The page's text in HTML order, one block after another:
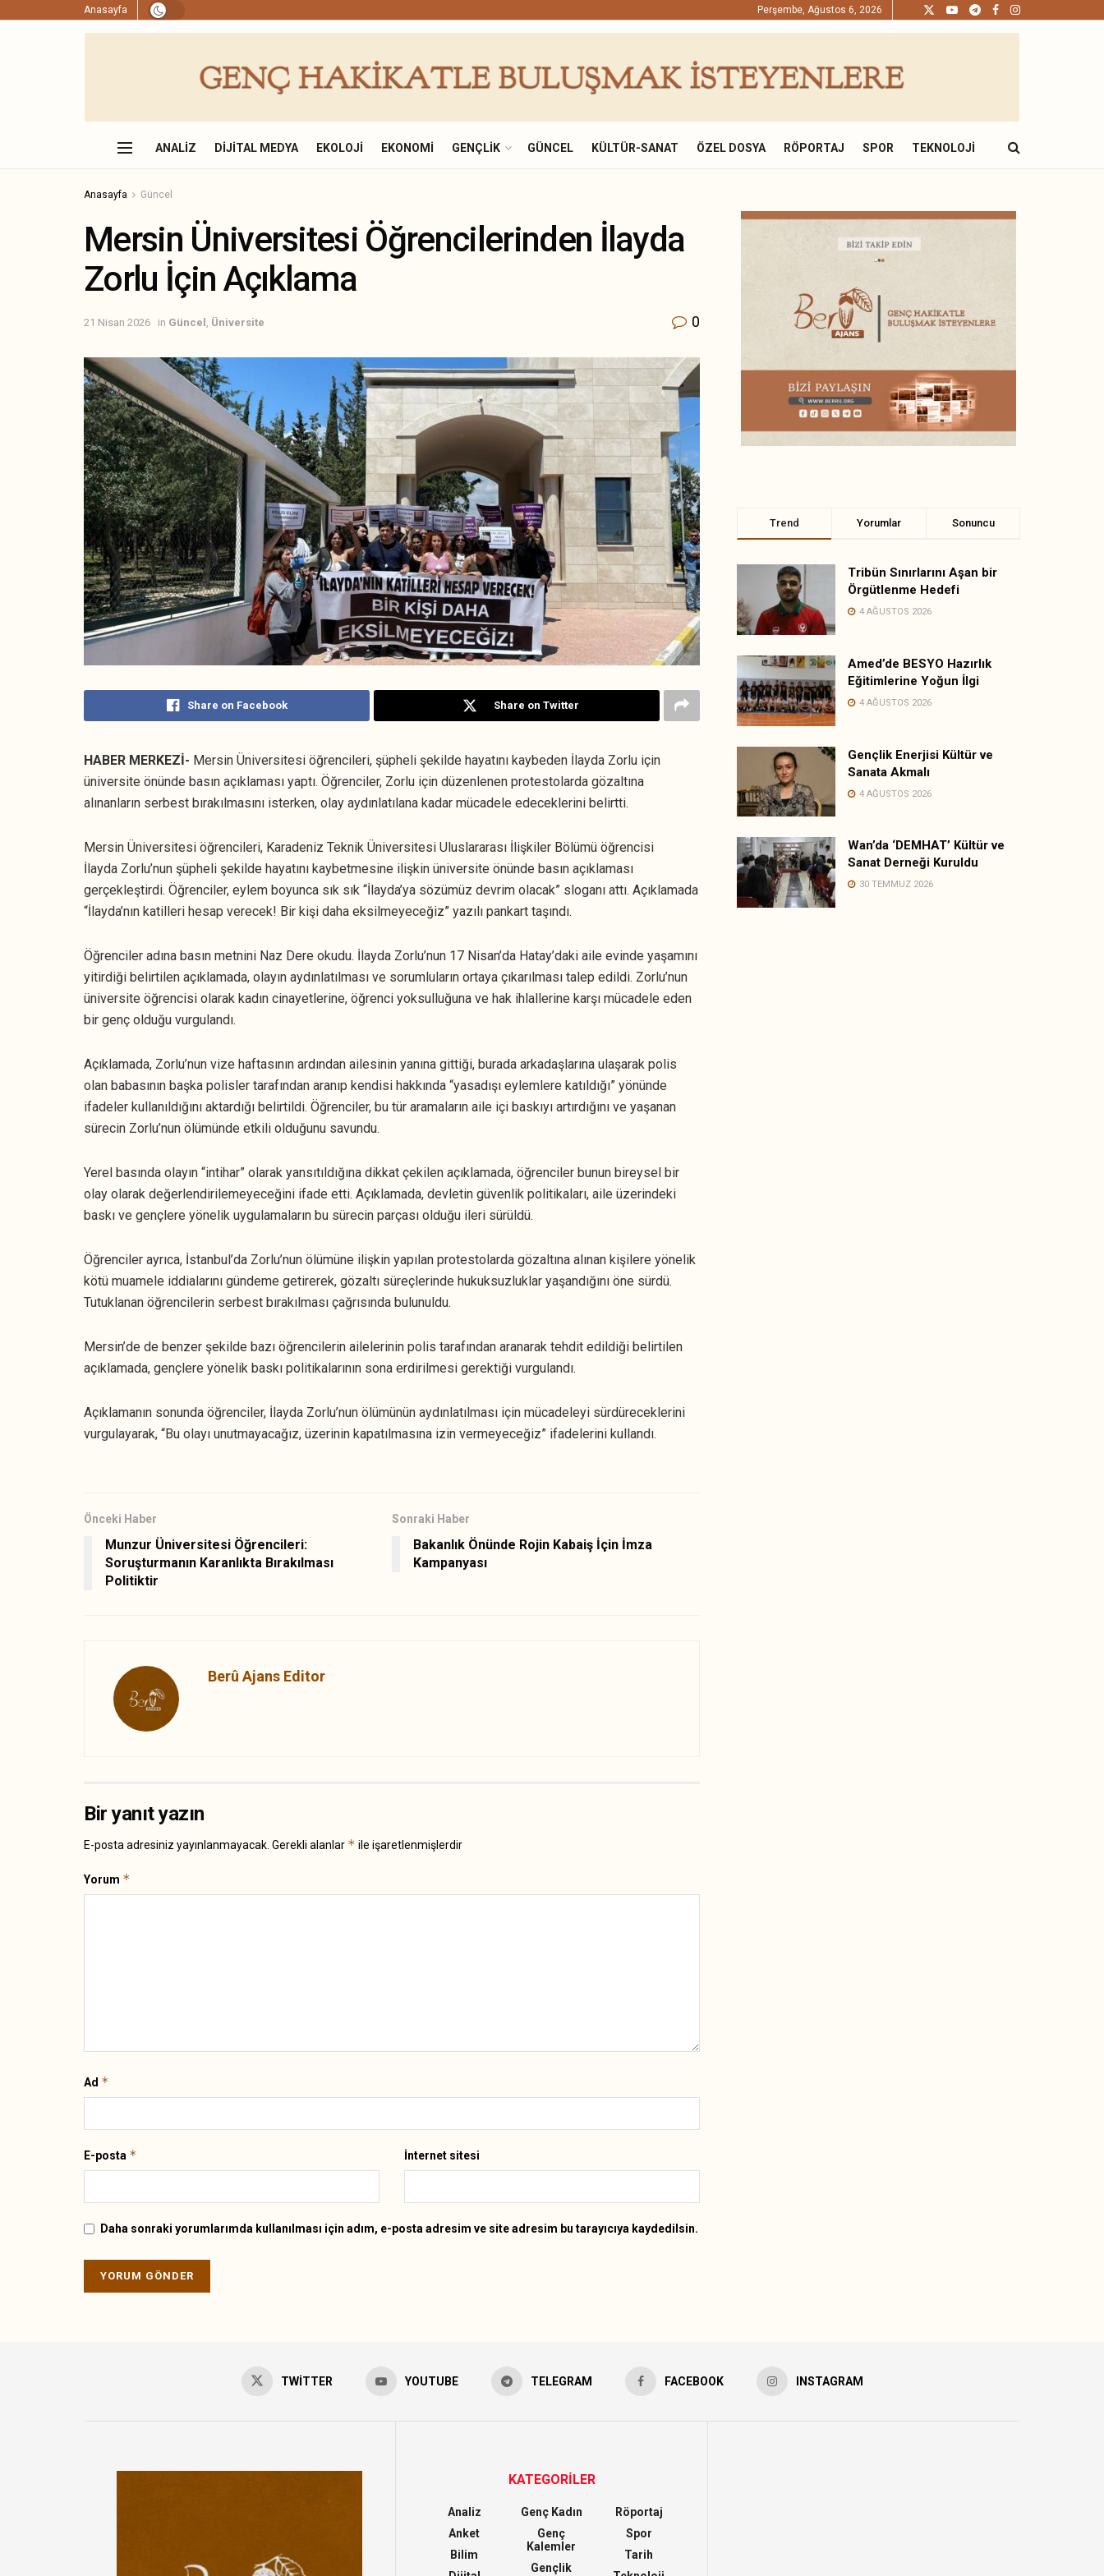
Anasayfa Perşembe, Ağustos 6, 2026
ANALIZ DIJITAL MEDYA EKOLOJI EKONOMI GENÇLIK GÜNCEL KÜLTÜR-SANAT ÖZEL DOSYA RÖPORTAJ SPOR TEKNOLOJI
Anasayfa Güncel
Mersin Üniversitesi Öğrencilerinden İlayda
Zorlu İçin Açıklama
21 Nisan 2026 in Güncel Üniversite 0
Share on Facebook Share on Twitter
HABER MERKEZİ- Mersin Üniversitesi öğrencileri, şüpheli şekilde hayatını kaybeden İlayda Zorlu için
üniversite önünde basın açıklaması yaptı. Öğrenciler, Zorlu için düzenlenen protestolarda gözaltına
alınanların serbest bırakılmasını isterken, olay aydınlatılana kadar mücadele edeceklerini belirtti.
Mersin Üniversitesi öğrencileri, Karadeniz Teknik Üniversitesi Uluslararası İlişkiler Bölümü öğrencisi
İlayda Zorlu’nun şüpheli şekilde hayatını kaybetmesine ilişkin üniversite önünde basın açıklaması
gerçekleştirdi. Öğrenciler, eylem boyunca sık sık “İlayda’ya sözümüz devrim olacak” sloganı attı. Açıklamada
“İlayda’nın katilleri hesap verecek! Bir kişi daha eksilmeyeceğiz” yazılı pankart taşındı.
Öğrenciler adına basın metnini Naz Dere okudu. İlayda Zorlu’nun 17 Nisan’da Hatay’daki aile evinde yaşamını
yitirdiği belirtilen açıklamada, olayın aydınlatılması ve sorumluların ortaya çıkarılması talep edildi. Zorlu’nun
üniversite öğrencisi olarak kadın cinayetlerine, öğrenci yoksulluğuna ve hak ihlallerine karşı mücadele eden
bir genç olduğu vurgulandı.
Açıklamada, Zorlu’nun vize haftasının ardından ailesinin yanına gittiği, burada arkadaşlarına ulaşarak polis
olan babasının başka polisler tarafından aranıp kendisi hakkında “yasadışı eylemlere katıldığı” yönünde
ifadeler kullanıldığını aktardığı belirtildi. Öğrenciler, bu tür aramaların aile içi baskıyı artırdığını ve yaşanan
sürecin Zorlu’nun ölümünde etkili olduğunu savundu.
Yerel basında olayın “intihar” olarak yansıtıldığına dikkat çekilen açıklamada, öğrenciler bunun bireysel bir
olay olarak değerlendirilemeyeceğini ifade etti. Açıklamada, devletin güvenlik politikaları, aile üzerindeki
baskı ve gençlere yönelik uygulamaların bu sürecin parçası olduğu ileri sürüldü.
Öğrenciler ayrıca, İstanbul’da Zorlu’nun ölümüne ilişkin yapılan protestolarda gözaltına alınan kişilere yönelik
kötü muamele iddialarını gündeme getirerek, gözaltı süreçlerinde hukuksuzluklar yaşandığını öne sürdü.
Tutuklanan öğrencilerin serbest bırakılması çağrısında bulunuldu.
Mersin’de de benzer şekilde bazı öğrencilerin ailelerinin polis tarafından aranarak tehdit edildiği belirtilen
açıklamada, gençlere yönelik baskı politikalarının sona erdirilmesi gerektiği vurgulandı.
Açıklamanın sonunda öğrenciler, İlayda Zorlu’nun ölümünün aydınlatılması için mücadeleyi sürdüreceklerini
vurgulayarak, “Bu olayı unutmayacağız, üzerinin kapatılmasına izin vermeyeceğiz” ifadelerini kullandı.
Önceki Haber
Munzur Üniversitesi Öğrencileri:
Soruşturmanın Karanlıkta Bırakılması
Politiktir
Sonraki Haber
Bakanlık Önünde Rojin Kabaiş İçin İmza
Kampanyası
Berû Ajans Editor
Bir yanıt yazın
E-posta adresiniz yayınlanmayacak. Gerekli alanlar * ile işaretlenmişlerdir
Yorum *
Ad *
E-posta * İnternet sitesi
Daha sonraki yorumlarımda kullanılması için adım, e-posta adresim ve site adresim bu tarayıcıya kaydedilsin.
Trend Yorumlar Sonuncu
Tribün Sınırlarını Aşan bir
Örgütlenme Hedefi
4 AĞUSTOS 2026
Amed’de BESYO Hazırlık
Eğitimlerine Yoğun İlgi
4 AĞUSTOS 2026
Gençlik Enerjisi Kültür ve
Sanata Akmalı
4 AĞUSTOS 2026
Wan’da ‘DEMHAT’ Kültür ve
Sanat Derneği Kuruldu
30 TEMMUZ 2026
TWITTER YOUTUBE TELEGRAM FACEBOOK INSTAGRAM
KATEGORİLER
Analiz
Anket
Bilim
Genç Kadın
Genç
Kalemler
Gençlik
Röportaj
Spor
Tarih